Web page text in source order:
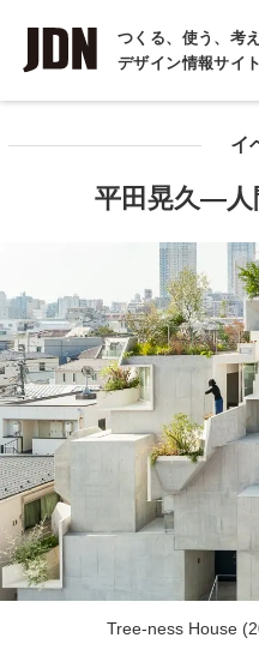
つくる、使う、考
デザイン情報サイト
INTERVIEW
インタビュー
イ
平田晃久―人
Tree-ness House